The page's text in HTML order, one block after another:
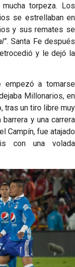
torpeza. Los
se estrellaban en
y sus remates se
”. Santa Fe después
y le dejó la
empezó a tomarse
Millonarios, en
tras un tiro libre muy
y una carrera
Campín, fue atajado
con una volada